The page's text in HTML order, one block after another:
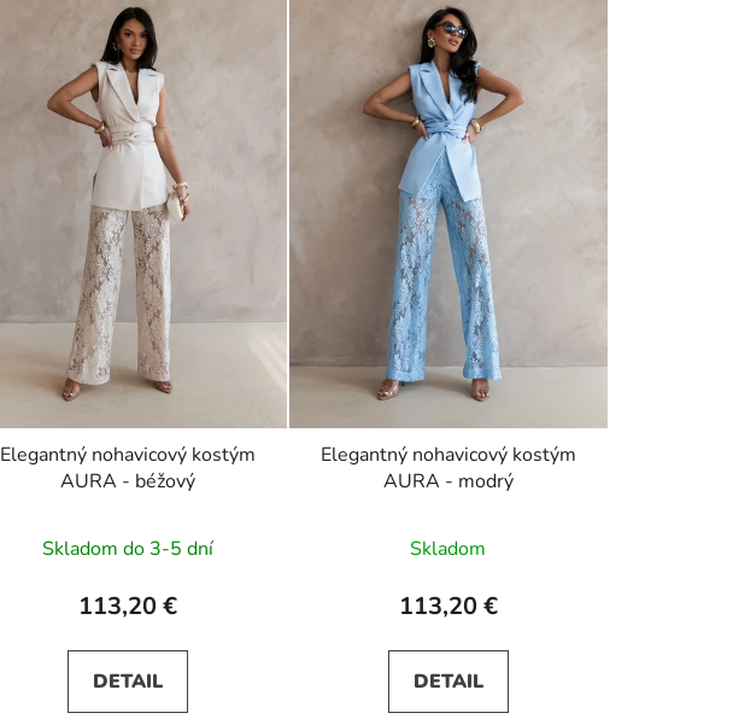
Elegantný nohavicový kostým
AURA - béžový
Skladom do 3-5 dní
113,20 €
DETAIL
Elegantný nohavicový kostým
AURA - modrý
Skladom
113,20 €
DETAIL